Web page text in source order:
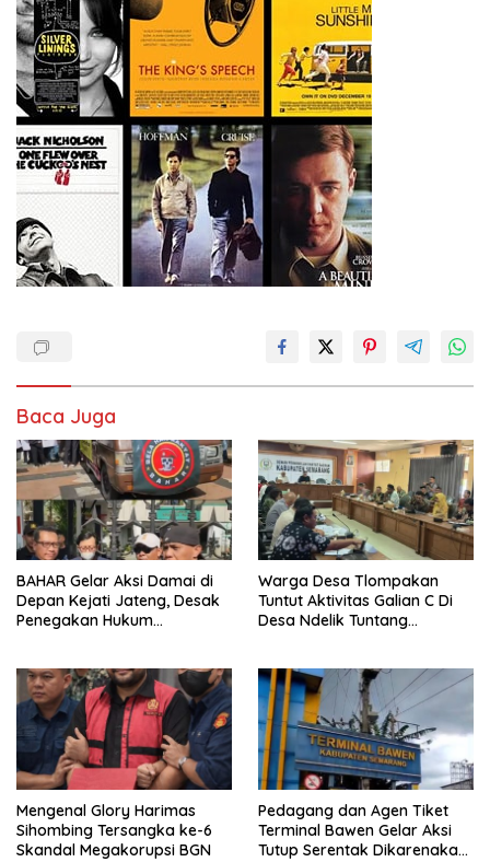
Baca Juga
BAHAR Gelar Aksi Damai di
Depan Kejati Jateng, Desak
Penegakan Hukum
Warga Desa Tlompakan
Tuntut Aktivitas Galian C Di
Desa Ndelik Tuntang
Ngeyel !!
Mengenal Glory Harimas
Sihombing Tersangka ke-6
Skandal Megakorupsi BGN
Pedagang dan Agen Tiket
Terminal Bawen Gelar Aksi
Tutup Serentak Dikarenakan